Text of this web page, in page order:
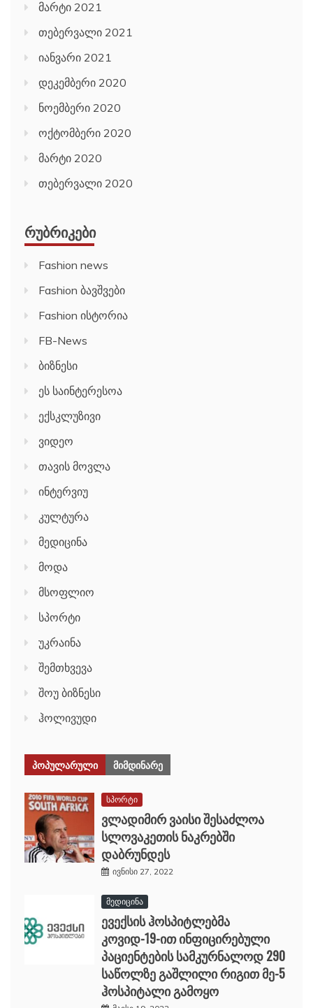
მარტი 2021
თებერვალი 2021
იანვარი 2021
დეკემბერი 2020
ნოემბერი 2020
ოქტომბერი 2020
მარტი 2020
თებერვალი 2020
ᲠᲣᲑᲠᲘᲙᲔᲑᲘ
Fashion news
Fashion ბავშვები
Fashion ისტორია
FB-News
ბიზნესი
ეს საინტერესოა
ექსკლუზივი
ვიდეო
თავის მოვლა
ინტერვიუ
კულტურა
მედიცინა
მოდა
მსოფლიო
სპორტი
უკრაინა
შემთხვევა
შოუ ბიზნესი
ჰოლივუდი
ᲞᲝᲞᲣᲚᲐᲠᲣᲚᲘ ᲛᲘᲛᲓᲘᲜᲐᲠᲔ
სპორტი
ვლადიმირ ვაისი შესაძლოა
სლოვაკეთის ნაკრებში
დაბრუნდეს
ივნისი 27, 2022
მედიცინა
ევექსის ჰოსპიტლებმა
კოვიდ-19-ით ინფიცირებული
პაციენტების სამკურნალოდ 290
საწოლზე გაშლილი რიგით მე-5
ჰოსპიტალი გამოყო